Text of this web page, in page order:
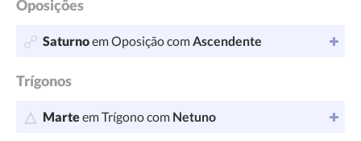
Oposições
Saturnoem Oposição comAscendente
Trígonos
Marteem Trígono com Netuno